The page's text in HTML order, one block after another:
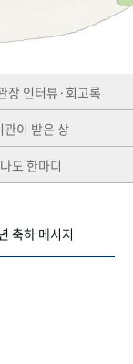
장 인터뷰·회고록
관이 받은 상
나도 한마디
축하 메시지